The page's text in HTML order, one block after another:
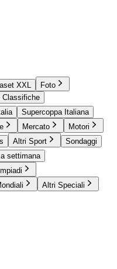
XXL
Foto
Classifiche
Supercoppa Italiana
Mercato
Motori
Altri Sport
Sondaggi
settimana
Altri Speciali